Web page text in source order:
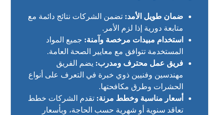
ضمان طويل الأمد: تضمن الشركات نتائج دائمة مع
متابعة دورية إذا لزم الأمر.
استخدام مبيدات مرخصة وآمنة: جميع المواد
المستخدمة تتوافق مع معايير الصحة العامة.
فريق عمل محترف ومدرب: يضم الفريق
مهندسين وفنيين ذوي خبرة في التعرف على أنواع
الحشرات وطرق مكافحتها.
أسعار مناسبة وخطط مرنة: تقدم الشركات خطط
تعاقد سنوية أو شهرية حسب الحاجة، وبأسعار